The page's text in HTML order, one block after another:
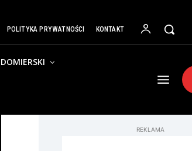
POLITYKA PRYWATNOŚCI KONTAKT
REKLAMA